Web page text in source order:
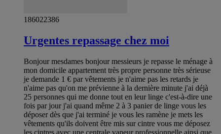
186022386
Urgentes repassage chez moi
Bonjour mesdames bonjour messieurs je repasse le ménage à
mon domicile appartement très propre personne très sérieuse
je demande 1 € par vêtements je n'aime pas les retards je
n'aime pas qu'on me prévienne à la dernière minute j'ai déjà
25 personnes qui me donne tout en leur linge c'est-à-dire une
fois par jour j'ai quand même 2 à 3 panier de linge vous les
déposer dès que j'ai terminé je vous les ramène je mets les
vêtements qu'ils doivent être mis sur cintre vous me déposez
les cintres avec une centrale vapeur professionnelle ainsi que